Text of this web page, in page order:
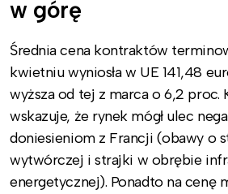
w górę
Średnia cena kontraktów
kwietniu wyniosła w UE 141,48
wyższa od tej z marca o 6,2 proc.
wskazuje, że rynek mógł ulec
doniesieniom z Francji (obawy o
wytwórczej i strajki w obrębie
energetycznej). Ponadto na cenę